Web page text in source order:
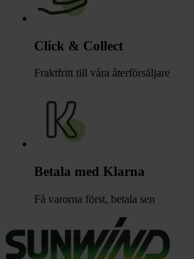
Click & Collect
Fraktfritt till våra återförsäljare
Betala med Klarna
Få varorna först, betala sen